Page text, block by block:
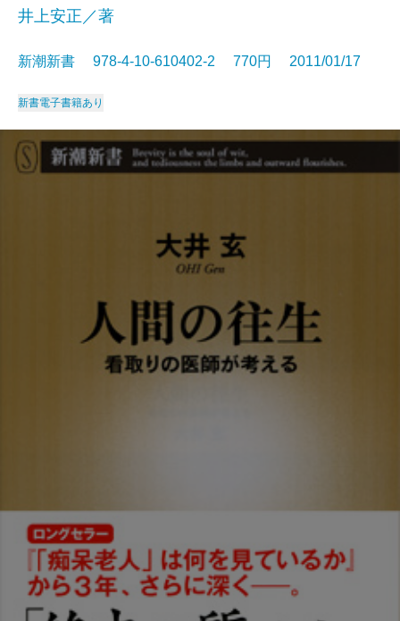
井上安正／著
新潮新書 978-4-10-610402-2 770円 2011/01/17
新書電子書籍あり